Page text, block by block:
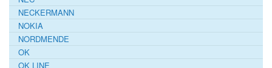
NECKERMANN
NOKIA
NORDMENDE
OK
OK LINE